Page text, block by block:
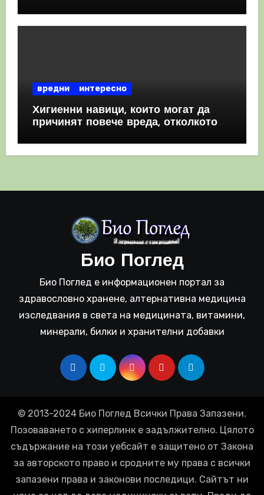
вредни интересно
Хигиенни навици, които могат да
причинят повече вреда, отколкото
Био Поглед
Био Поглед е информационен портал за
здравословно хранене, алтернативна медицина
изследвания в света на медицината, витамини,
минерали, билки и хранителни добавки
© 2013-2024 Био Поглед Всички Права Запазени.
Позоваването с хиперлинк е задължително. Цялото
съдържание на този уебсайт е защитено от Закона
за авторското право и сродните му права с всички
запазени права и законови последици. Сайтът ни